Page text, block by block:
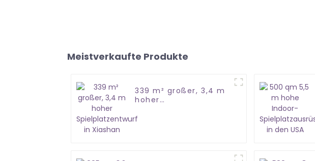
Meistverkaufte Produkte
339 m² großer, 3,4 m
hoher
Xiashan